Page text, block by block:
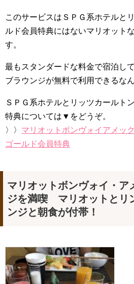
このサービスはＳＰＧ系ホテルと
ルド会員特典にはないマリオット
す。
最もスタンダードな料金で宿泊し
ブラウンジが無料で利用できるな
ＳＰＧ系ホテルとリッツカールト
特典については▼をどうぞ。
〉〉 マリオットボンヴォイアメッ
ゴールド会員特典
マリオットボンヴォイ・ア
ジを満喫 マリオットとリ
ンジと朝食が付帯！